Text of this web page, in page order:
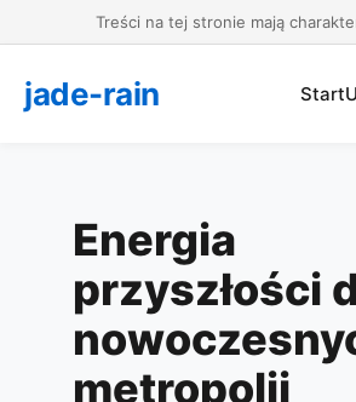
Treści na tej stronie mają
jade-rain Start
Energia
przyszłości
metropolii